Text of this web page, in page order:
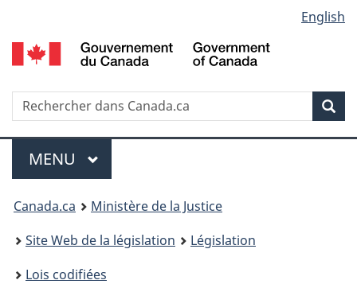
au
contenu
propos
de
la
HTML
simplifiée
selection
English
Recherche
Menu
MENU PRINCIPAL
You
are
here:
Canada.ca
Ministère de la Justice
Site Web de la législation
Législation
Lois codifiées